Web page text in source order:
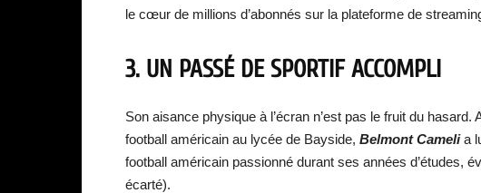
le cœur de millions d’abonnés sur la plateforme de
3. UN PASSÉ DE SPORTIF ACCOMPLI
Son aisance physique à l’écran n’est pas le fruit du hasard.
football américain au lycée de Bayside, Belmont Camelia
football américain passionné durant ses années d’études,
écarté).